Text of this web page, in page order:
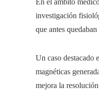
investigación
que antes
Un caso destacado
magnéticas
mejora la